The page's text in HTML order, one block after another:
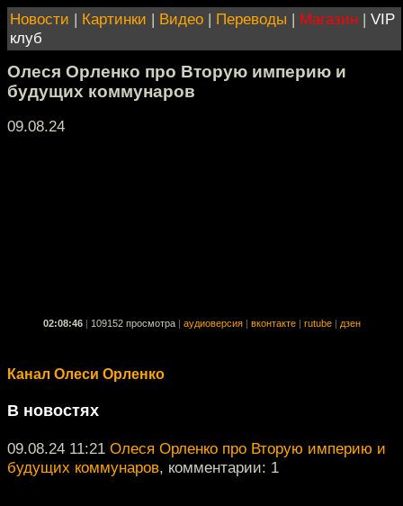
Новости | Картинки | Видео | Переводы | Магазин | VIP
клуб
Олеся Орленко про Вторую империю и
будущих коммунаров
09.08.24
02:08:46 109152 просмотра аудиоверсия вконтакте rutube дзен
Канал Олеси Орленко
В новостях
09.08.24 11:21 Олеся Орленко про Вторую империю и
будущих коммунаров, комментарии: 1